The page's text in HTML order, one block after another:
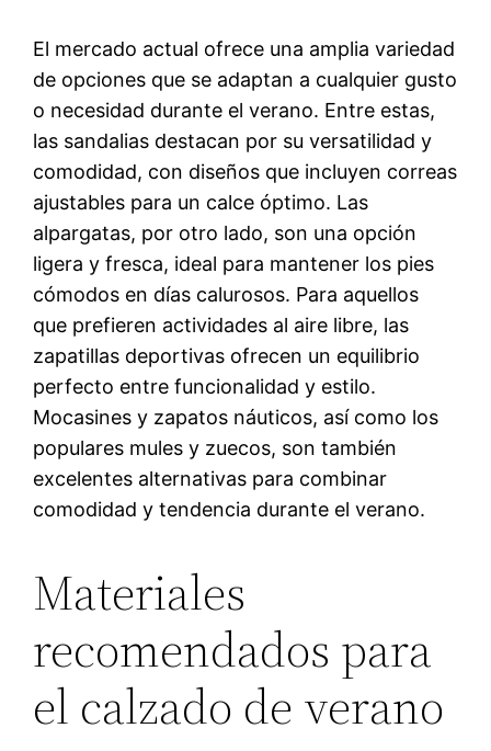
El mercado actual ofrece una amplia variedad
de opciones que se adaptan a cualquier gusto
o necesidad durante el verano. Entre estas,
las sandalias destacan por su versatilidad y
comodidad, con diseños que incluyen correas
ajustables para un calce óptimo. Las
alpargatas, por otro lado, son una opción
ligera y fresca, ideal para mantener los pies
cómodos en días calurosos. Para aquellos
que prefieren actividades al aire libre, las
zapatillas deportivas ofrecen un equilibrio
perfecto entre funcionalidad y estilo.
Mocasines y zapatos náuticos, así como los
populares mules y zuecos, son también
excelentes alternativas para combinar
comodidad y tendencia durante el verano.
Materiales
recomendados para
el calzado de verano